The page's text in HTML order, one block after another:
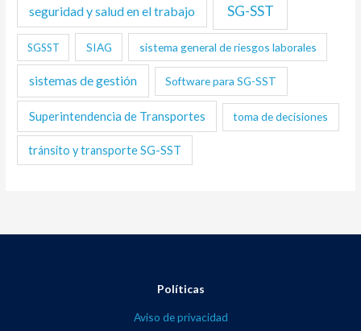
seguridad y salud en el trabajo SG-SST
SGSST SIAG sistema general de riesgos laborales
sistemas de gestión Software para SG-SST
Superintendencia de Transportes toma de decisiones
tránsito y transporte SG-SST
Políticas
Aviso de privacidad